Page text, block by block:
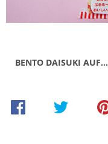
BENTO DAISUKI AUF…